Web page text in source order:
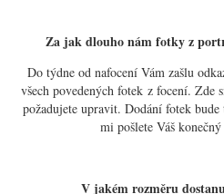
Za jak dlouho nám fotky z
Do týdne od nafocení Vám zašlu
všech povedených fotek z focení.
požadujete upravit. Dodání fotek
mi pošlete Váš
V jakém rozměru